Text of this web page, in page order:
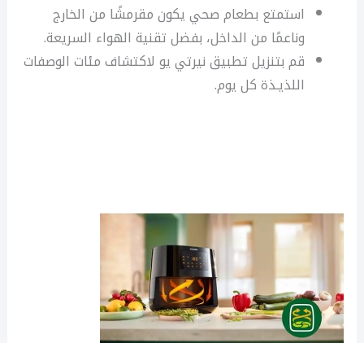
استمتع بطعام صحي يكون مقرمشًا من الخارج
وناعمًا من الداخل، بفضل تقنية الهواء السريعة.
قم بتنزيل تطبيق نيرتي يو لاكتشاف مئات الوصفات
اللذيـذة كل يوم.